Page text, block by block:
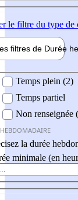
le filtre du type de
filtres de Durée
Temps plein (2)
Temps partiel
Non renseignée
la durée
minimale (en